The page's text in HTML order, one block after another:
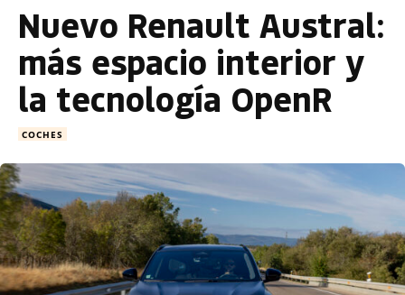
Nuevo Renault Austral:
más espacio interior y
la tecnología OpenR
COCHES